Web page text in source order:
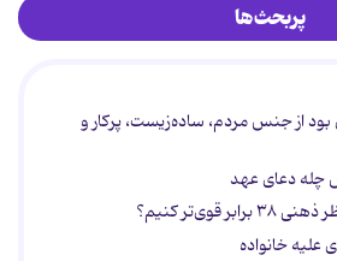
پربحث‌ها
از جنس مردم، ساده‌زیست، پرکار و
چله دعای عهد
قوی‌تر کنیم؟